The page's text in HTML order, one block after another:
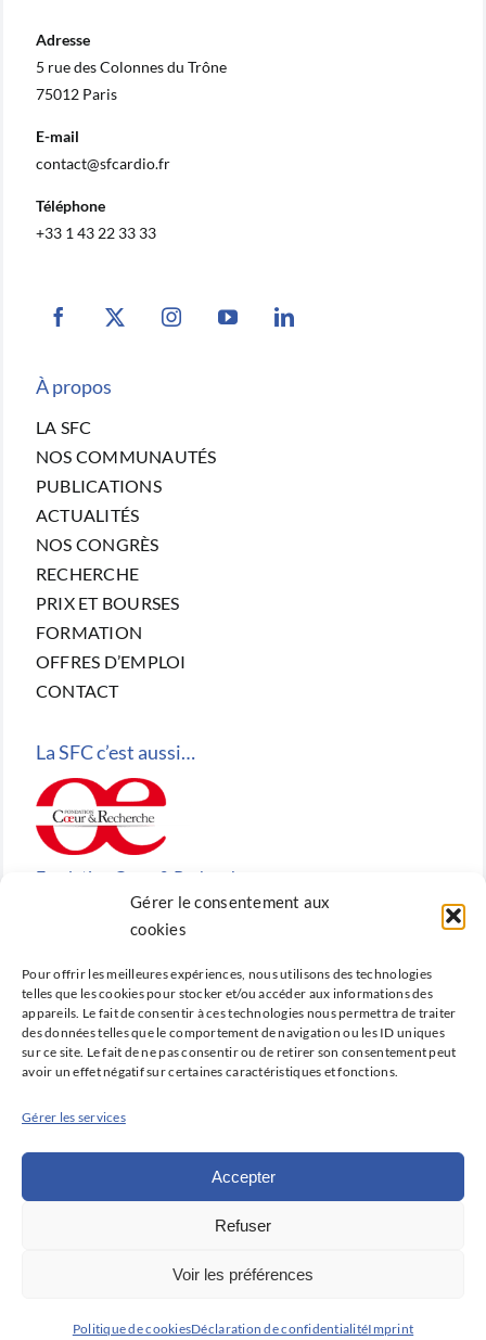
Gérer le consentement aux
cookies
Pour offrir les meilleures expériences, nous utilisons des technologies
telles que les cookies pour stocker et/ou accéder aux informations des
appareils. Le fait de consentir à ces technologies nous permettra de traiter
des données telles que le comportement de navigation ou les ID uniques
sur ce site. Le fait de ne pas consentir ou de retirer son consentement peut
avoir un effet négatif sur certaines caractéristiques et fonctions.
Gérer les services
Accepter
Refuser
Voir les préférences
Politique de cookiesDéclaration de confidentialitéImprint
Adresse
5 rue des Colonnes du Trône
75012 Paris
E-mail
contact@sfcardio.fr
Téléphone
+33 1 43 22 33 33
À propos
LA SFC
NOS COMMUNAUTÉS
PUBLICATIONS
ACTUALITÉS
NOS CONGRÈS
RECHERCHE
PRIX ET BOURSES
FORMATION
OFFRES D’EMPLOI
CONTACT
La SFC c’est aussi…
Fondation Cœur & Recherche
Reconnue d’utilité publique, la Fondation Cœur &
créée en 2010 par la SFC.
plateforme d’information et de formation de la SFC.
Politique de cookies (UE)
Avertissement
droits réservés | Site réalisé par Keynos